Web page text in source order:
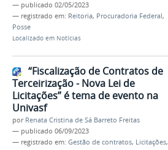
— publicado 02/05/2023
— registrado em: Reitoria, Procuradoria Federal,
Posse
Localizado em Notícias
“Fiscalização de Contratos de
Terceirização - Nova Lei de
Licitações” é tema de evento na
Univasf
por Renata Cristina de Sá Barreto Freitas
— publicado 06/09/2023
— registrado em: Gestão de contratos, Licitações,